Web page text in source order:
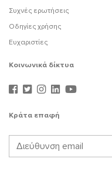
Συχνές ερωτήσεις
Οδηγίες χρήσης
Ευχαριστίες
Κοινωνικά δίκτυα
Κράτα επαφή